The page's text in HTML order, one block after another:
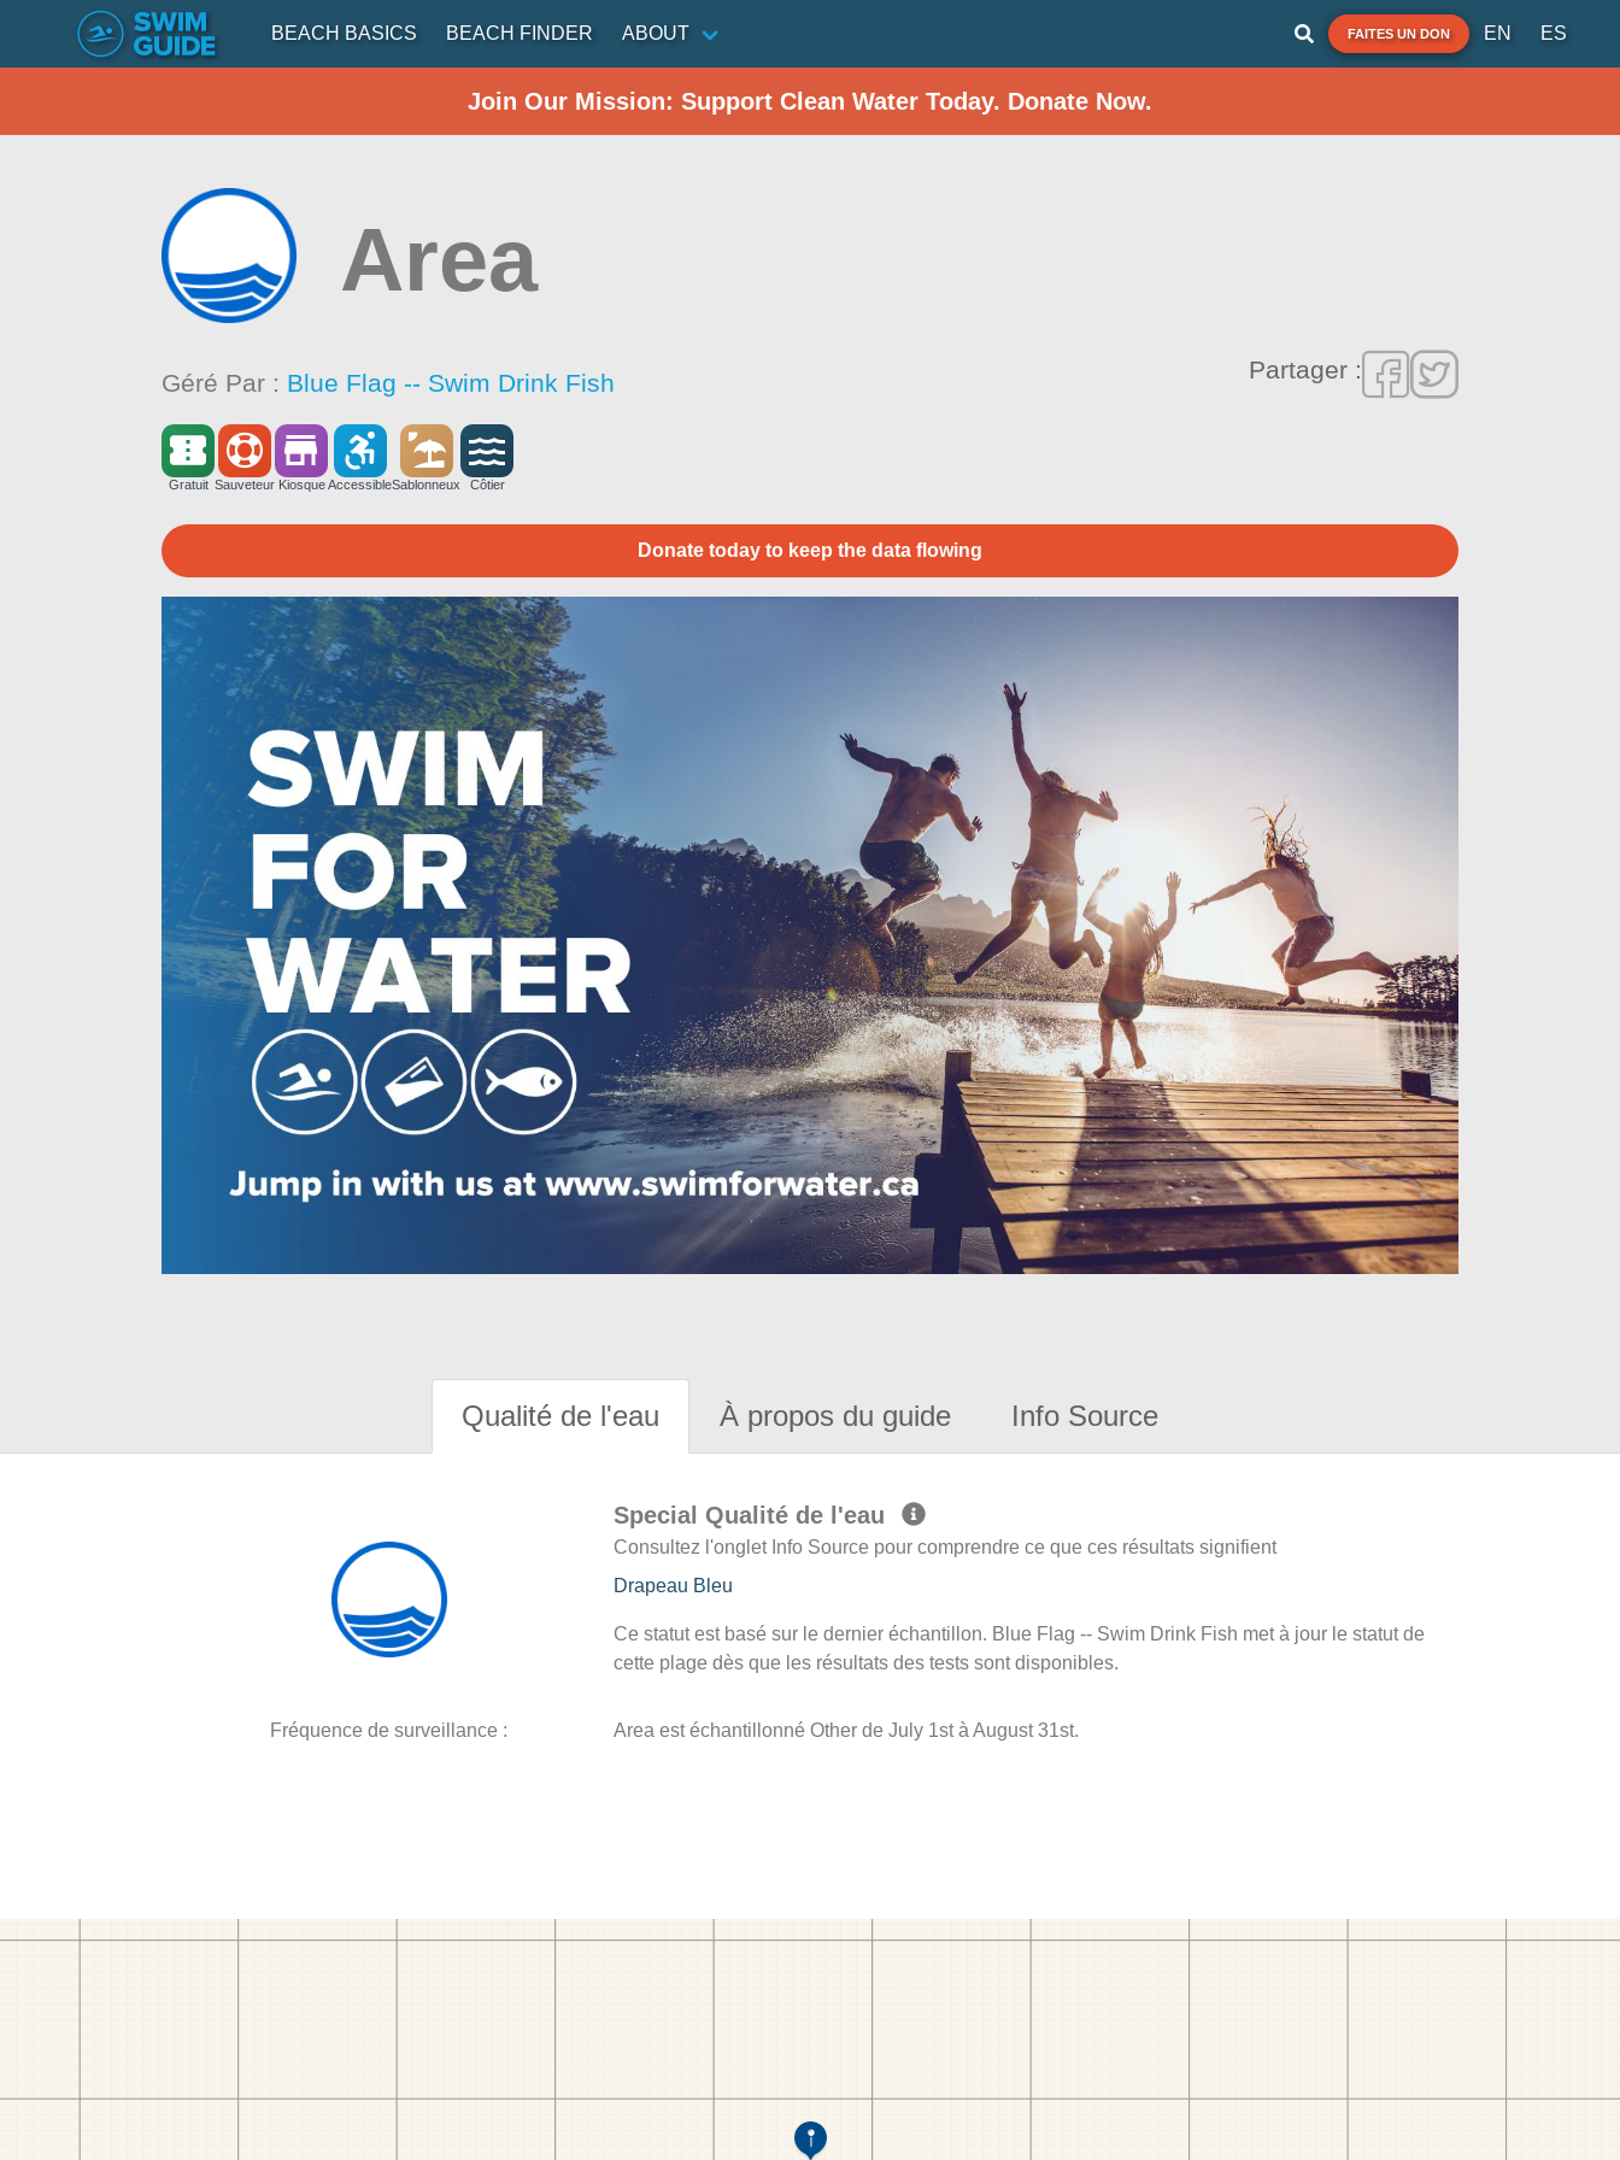
BEACH BASICS BEACH FINDER ABOUT FAITES UN DON EN ES
Join Our Mission: Support Clean Water Today. Donate Now.
Area
Géré Par : Blue Flag -- Swim Drink Fish Partager :
Gratuit Sauveteur Kiosque AccessibleSablonneux Côtier
Donate today to keep the data flowing
Qualité de l'eau À propos du guide Info Source
Special Qualité de l'eau
Consultez l'onglet Info Source pour comprendre ce que ces résultats signifient
Drapeau Bleu
Ce statut est basé sur le dernier échantillon. Blue Flag -- Swim Drink Fish met à jour le statut de
cette plage dès que les résultats des tests sont disponibles.
Fréquence de surveillance : Area est échantillonné Other de July 1st à August 31st.